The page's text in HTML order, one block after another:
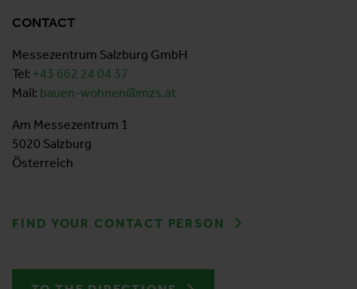
CONTACT
Messezentrum Salzburg GmbH
Tel: +43 662 24 04 37
Mail: bauen-wohnen@mzs.at
Am Messezentrum 1
5020 Salzburg
Österreich
FIND YOUR CONTACT PERSON